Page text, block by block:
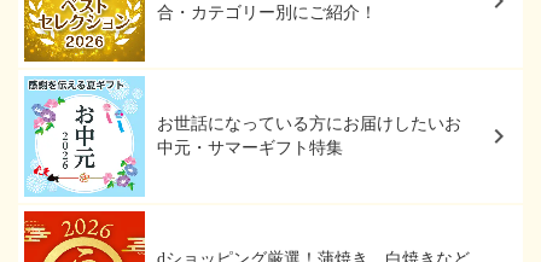
合・カテゴリー別にご紹介！
お世話になっている方にお届けしたいお
中元・サマーギフト特集